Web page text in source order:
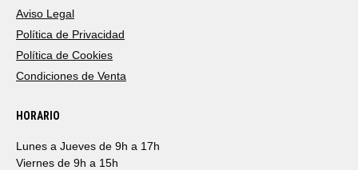
Aviso Legal
Política de Privacidad
Política de Cookies
Condiciones de Venta
HORARIO
Lunes a Jueves de 9h a 17h
Viernes de 9h a 15h